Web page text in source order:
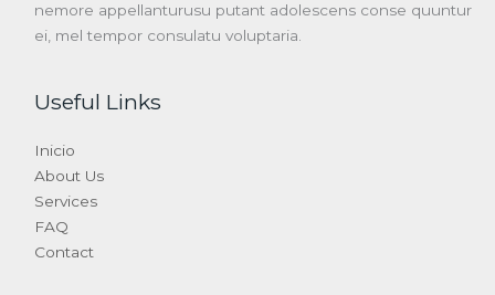
nemore appellanturusu putant adolescens conse quuntur
ei, mel tempor consulatu voluptaria.
Useful Links
Inicio
About Us
Services
FAQ
Contact